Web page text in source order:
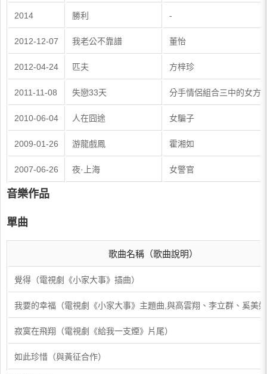
2014 勝利 -
2012-12-07 我老公不靠譜 董怡
2012-04-24 匹夫 方梓珍
2011-11-08 失戀33天 分手情侶組合三中的女方
2010-06-04 人在囧途 女騙子
2009-01-26 游龍戲鳳 霍湘如
2007-06-26 夜·上海 女警官
音樂作品
單曲
歌曲名稱（歌曲說明）
覺得（電視劇《小家大事》插曲）
我要的幸福（電視劇《小家大事》主題曲,與高雲翔、李立群、奚美
寂寞在飛翔（電視劇《給我一支煙》片尾）
如此珍惜（與黃征合作）